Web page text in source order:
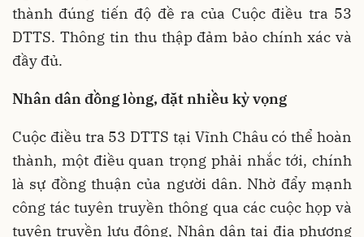
thành đúng tiến độ đề ra của Cuộc điều tra 53
DTTS. Thông tin thu thập đảm bảo chính xác và
đầy đủ.
Nhân dân đồng lòng, đặt nhiều kỳ vọng
Cuộc điều tra 53 DTTS tại Vĩnh Châu có thể hoàn
thành, một điều quan trọng phải nhắc tới, chính
là sự đồng thuận của người dân. Nhờ đẩy mạnh
công tác tuyên truyền thông qua các cuộc họp và
tuyên truyền lưu động, Nhân dân tại địa phương